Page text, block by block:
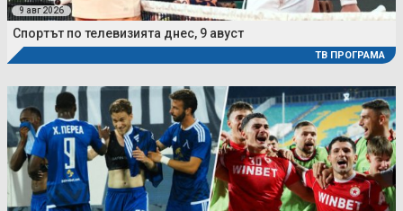
9 авг 2026
Спортът по телевизията днес, 9 авуст
ТВ ПРОГРАМА